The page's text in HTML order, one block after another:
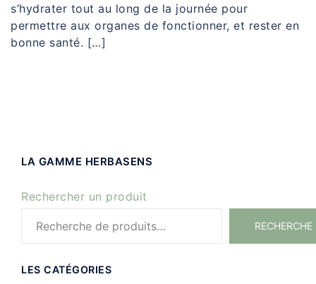
s’hydrater tout au long de la journée pour
permettre aux organes de fonctionner, et rester en
bonne santé. […]
LA GAMME HERBASENS
Rechercher un produit
RECHERCHE
LES CATÉGORIES